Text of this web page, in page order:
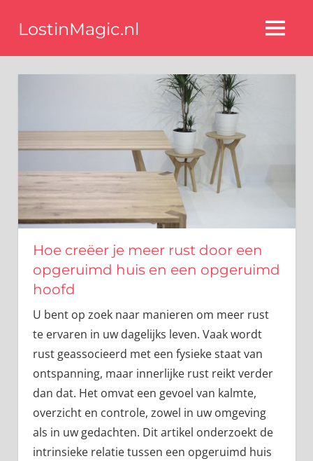
naar
inhoud
LostinMagic.nl
de
blog
interieurstyling
experts
MENU
Hoe creëer je meer rust door een
opgeruimd huis en een opgeruimd
hoofd
U bent op zoek naar manieren om meer rust
te ervaren in uw dagelijks leven. Vaak wordt
rust geassocieerd met een fysieke staat van
ontspanning, maar innerlijke rust reikt verder
dan dat. Het omvat een gevoel van kalmte,
overzicht en controle, zowel in uw omgeving
als in uw gedachten. Dit artikel onderzoekt de
intrinsieke relatie tussen een opgeruimd huis